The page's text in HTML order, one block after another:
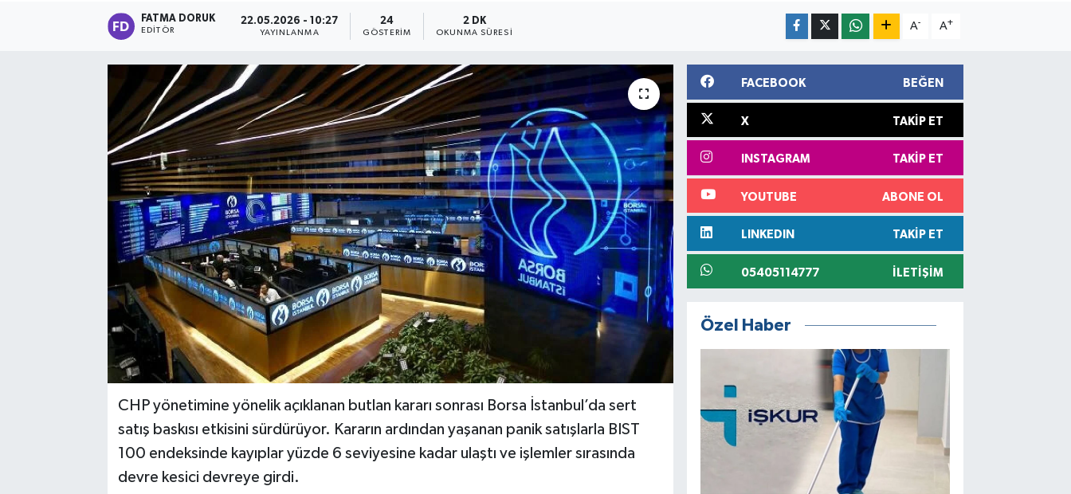
FATMA DORUK
EDITÖR
22.05.2026 - 10:27
YAYINLANMA
24
GÖSTERIM
2 DK
OKUNMA SÜRESI
A- A+
CHP yönetimine yönelik açıklanan butlan kararı sonrası Borsa İstanbul’da sert
satış baskısı etkisini sürdürüyor. Kararın ardından yaşanan panik satışlarla BIST
100 endeksinde kayıplar yüzde 6 seviyesine kadar ulaştı ve işlemler sırasında
devre kesici devreye girdi.
FACEBOOK BEĞEN
X TAKIP ET
INSTAGRAM TAKIP ET
YOUTUBE ABONE OL
LINKEDIN TAKIP ET
05405114777 İLETIŞIM
Özel Haber